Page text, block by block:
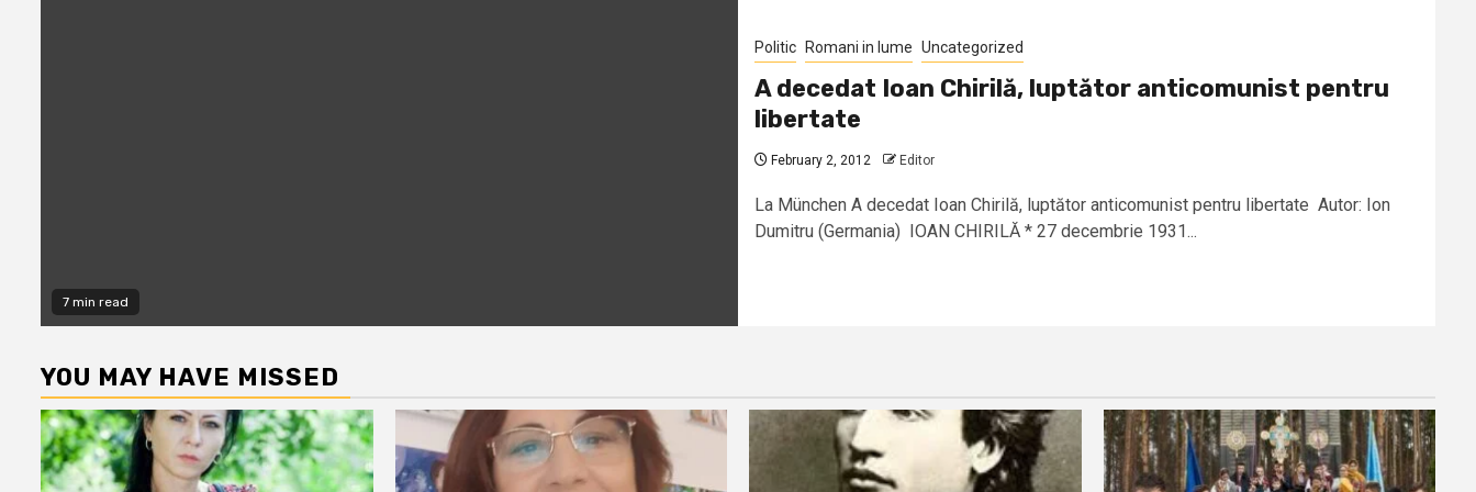
7 min read
Politic Romani in lume Uncategorized
A decedat Ioan Chirilă, luptător anticomunist pentru
libertate
February 2, 2012 Editor
La München A decedat Ioan Chirilă, luptător anticomunist pentru libertate Autor: Ion
Dumitru (Germania) IOAN CHIRILĂ * 27 decembrie 1931...
YOU MAY HAVE MISSED